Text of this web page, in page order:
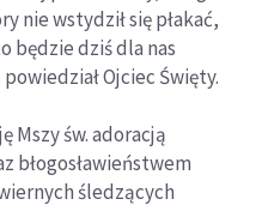
nie wstydził się płakać,
będzie dziś dla nas
Ojciec Święty.
Mszy św. adoracją
błogosławieństwem
śledzących